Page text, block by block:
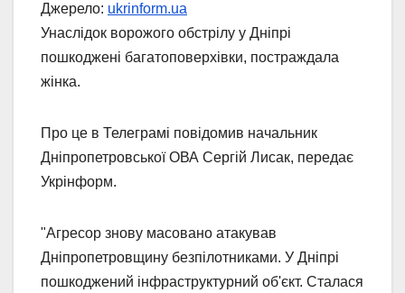
Джерело: ukrinform.ua
Унаслідок ворожого обстрілу у Дніпрі
пошкоджені багатоповерхівки, постраждала
жінка.
Про це в Телеграмі повідомив начальник
Дніпропетровської ОВА Сергій Лисак, передає
Укрінформ.
"Агресор знову масовано атакував
Дніпропетровщину безпілотниками. У Дніпрі
пошкоджений інфраструктурний об'єкт. Сталася